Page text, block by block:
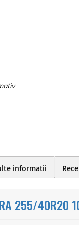
informatii
255/40R20